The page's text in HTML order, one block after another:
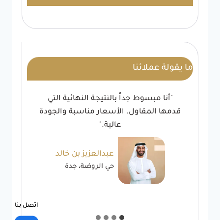
ما يقولة عملائنا
"أنا مبسوط جداً بالنتيجة النهائية التي
قدمها المقاول. الأسعار مناسبة والجودة
عالية."
عبدالعزيز بن خالد
حي الروضة، جدة
اتصل بنا